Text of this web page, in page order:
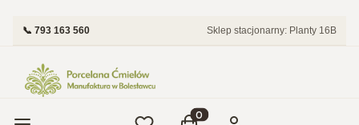
📞 793 163 560 Sklep stacjonarny: Planty 16B
Menu Ulubione